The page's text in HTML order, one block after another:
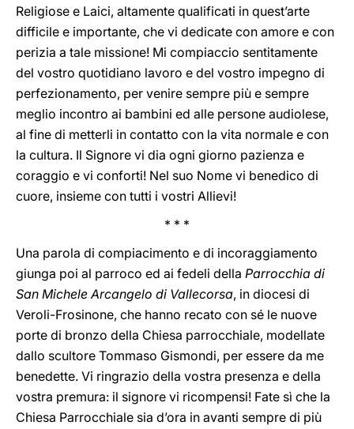
Religiose e Laici, altamente qualificati in quest’arte
difficile e importante, che vi dedicate con amore e con
perizia a tale missione! Mi compiaccio sentitamente
del vostro quotidiano lavoro e del vostro impegno di
perfezionamento, per venire sempre più e sempre
meglio incontro ai bambini ed alle persone audiolese,
al fine di metterli in contatto con la vita normale e con
la cultura. Il Signore vi dia ogni giorno pazienza e
coraggio e vi conforti! Nel suo Nome vi benedico di
cuore, insieme con tutti i vostri Allievi!
* * *
Una parola di compiacimento e di incoraggiamento
giunga poi al parroco ed ai fedeli della Parrocchia di
San Michele Arcangelo di Vallecorsa, in diocesi di
Veroli-Frosinone, che hanno recato con sé le nuove
porte di bronzo della Chiesa parrocchiale, modellate
dallo scultore Tommaso Gismondi, per essere da me
benedette. Vi ringrazio della vostra presenza e della
vostra premura: il signore vi ricompensi! Fate sì che la
Chiesa Parrocchiale sia d’ora in avanti sempre di più